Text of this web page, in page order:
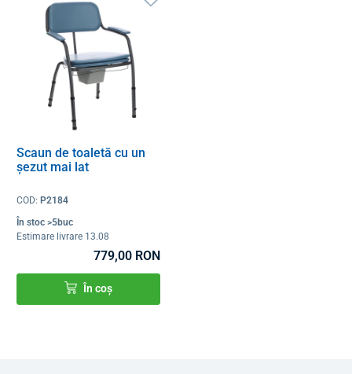
Scaun de toaletă cu un
șezut mai lat
COD: P2184
În stoc >5buc
Estimare livrare 13.08
779,00 RON
În coș